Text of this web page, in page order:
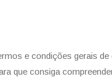
e condições gerais
que consiga